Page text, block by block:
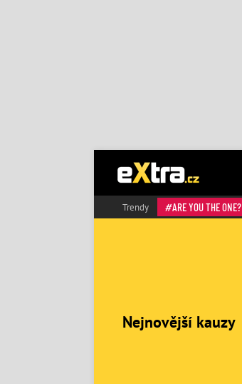
Trendy ARE YOU THE ONE?
Nejnovější kauzy